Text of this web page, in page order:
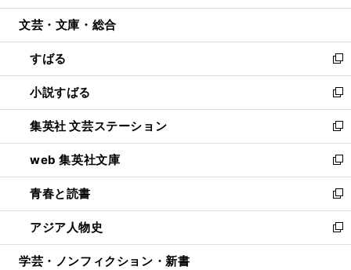
開
ウ
開
く
ン
ウ
で
開
く
ウ
ン
ド
ウ
で
開
く
文芸・文庫・総合
すばる
新
し
い
ウ
ィ
ン
ド
ウ
で
開
く
小説すばる
新
し
い
ウ
ィ
ン
ド
ウ
で
開
集英社 文芸ステーション
新
し
い
ウ
ィ
ン
ド
ウ
web 集英社文庫
新
し
い
ウ
ィ
ン
青春と読書
新
し
い
ウ
アジア人物史
新
し
学芸・ノンフィクション・新書